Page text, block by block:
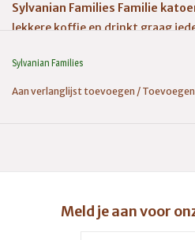
Sylvanian Families Familie
lekkere koffie en drinkt graag
Jacob kan goed zwemmen, hij
op school. Ze zeggen dat hij als
Sylvanian Families
Aan verlanglijst toevoegen /
Meld je aan voor